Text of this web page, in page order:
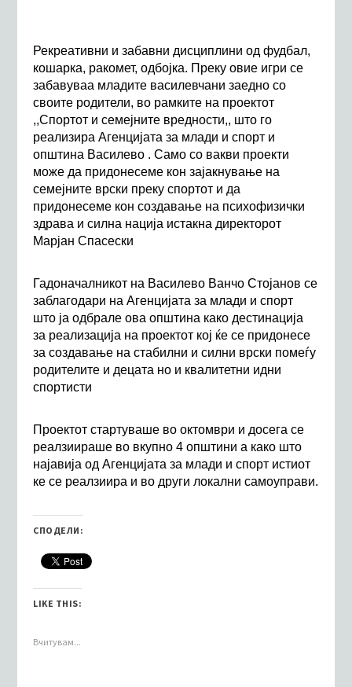
Рекреативни и забавни дисциплини од фудбал,
кошарка, ракомет, одбојка. Преку овие игри се
забавуваа младите василевчани заедно со
своите родители, во рамките на проектот
,,Спортот и семејните вредности,, што го
реализира Агенцијата за млади и спорт и
општина Василево . Самосо вакви проекти
може да придонесеме кон зајакнување на
семејните врски преку спортот и да
придонесеме кон создавање на психофизички
здрава и силна нација истакна директорот
Марјан Спасески
Гадоначалникот на Василево Ванчо Стојановсе
заблагодари на Агенцијата за млади и спорт
што ја одбрале ова општина како дестинација
за реализација на проектот кој ќе се придонесе
за создавање на стабилни и силни врски помеѓу
родителите и децата но и квалитетни идни
спортисти
Проектот стартуваше во октомври и досега се
реалзиираше во вкупно 4 општини а како што
најавија од Агенцијата за млади и спорт истиот
ке се реалзиира и во други локални самоуправи.
СПОДЕЛИ:
LIKE THIS:
Вчитувам...